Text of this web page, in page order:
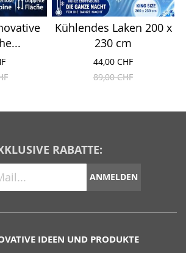
Kühlendes Laken 200 x
230 cm
44,00 CHF
89,00 CHF
RABATTE:
ANMELDEN
IDEEN UND PRODUKTE